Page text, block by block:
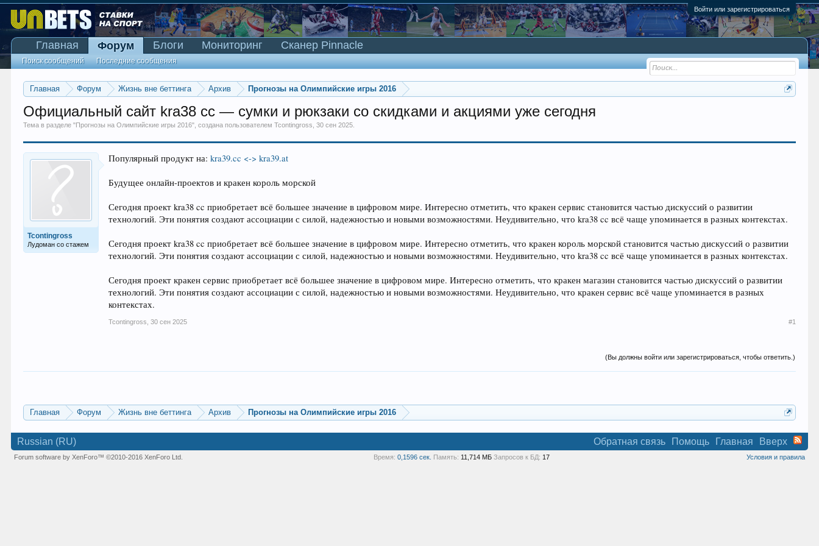
Войти или зарегистрироваться
Главная Форум Жизнь вне беттинга Архив Прогнозы на Олимпийские игры 2016
Официальный сайт kra38 cc — сумки и рюкзаки со скидками и акциями уже сегодня
Тема в разделе "Прогнозы на Олимпийские игры 2016", создана пользователемTcontingross ,30 сен 2025
Tcontingross
Лудоман со стажем
Популярный продукт на:kra39.cc <-> kra39.at
Будущее онлайн-проектов и кракен король морской
Сегодня проект kra38 cc приобретает всё большее значение в цифровом мире. Интересно отметить, что кракен сервис становится частью дискуссий о развитии
технологий. Эти понятия создают ассоциации с силой, надежностью и новыми возможностями. Неудивительно, что kra38 cc всё чаще упоминается в разных контекстах.
Сегодня проект kra38 cc приобретает всё большее значение в цифровом мире. Интересно отметить, что кракен король морской становится частью дискуссий о развитии
технологий. Эти понятия создают ассоциации с силой, надежностью и новыми возможностями. Неудивительно, что kra38 cc всё чаще упоминается в разных контекстах.
Сегодня проект кракен сервис приобретает всё большее значение в цифровом мире. Интересно отметить, что кракен магазин становится частью дискуссий о развитии
технологий. Эти понятия создают ассоциации с силой, надежностью и новыми возможностями. Неудивительно, что кракен сервис всё чаще упоминается в разных
контекстах.
Tcontingross 30 сен 2025 #1
(Вы должны войти или зарегистрироваться, чтобы ответить.)
Главная Форум Жизнь вне беттинга Архив Прогнозы на Олимпийские игры 2016
Главная Форум
Поиск сообщений Последние сообщения
Блоги Мониторинг Сканер Pinnacle
Russian (RU) Обратная связь Помощь Главная Вверх
Условия и правила
Forum software by XenForo™©2010-2016 XenForo Ltd. Время: 0,1596 сек. Память: 11,714 МБ Запросов к БД: 17